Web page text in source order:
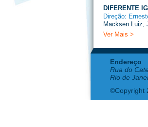
DIFERENTE
Direção:
Macksen Luiz,
Ver Mais >
Endereço
Rua do
Rio de
©Copyright